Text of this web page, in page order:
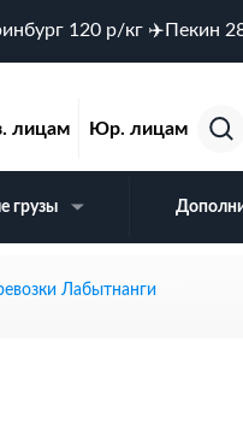
120 р/кг ✈️Пекин
грузы
лицам Юр. лицам
Лабытнанги